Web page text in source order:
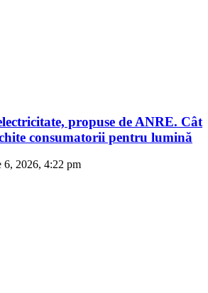
propuse de ANRE. Cât
consumatorii pentru lumină
6, 2026, 4:22 pm